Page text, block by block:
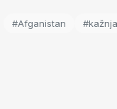
#Afganistan